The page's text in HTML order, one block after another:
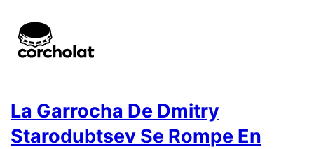
La Garrocha De Dmitry
Starodubtsev Se Rompe En